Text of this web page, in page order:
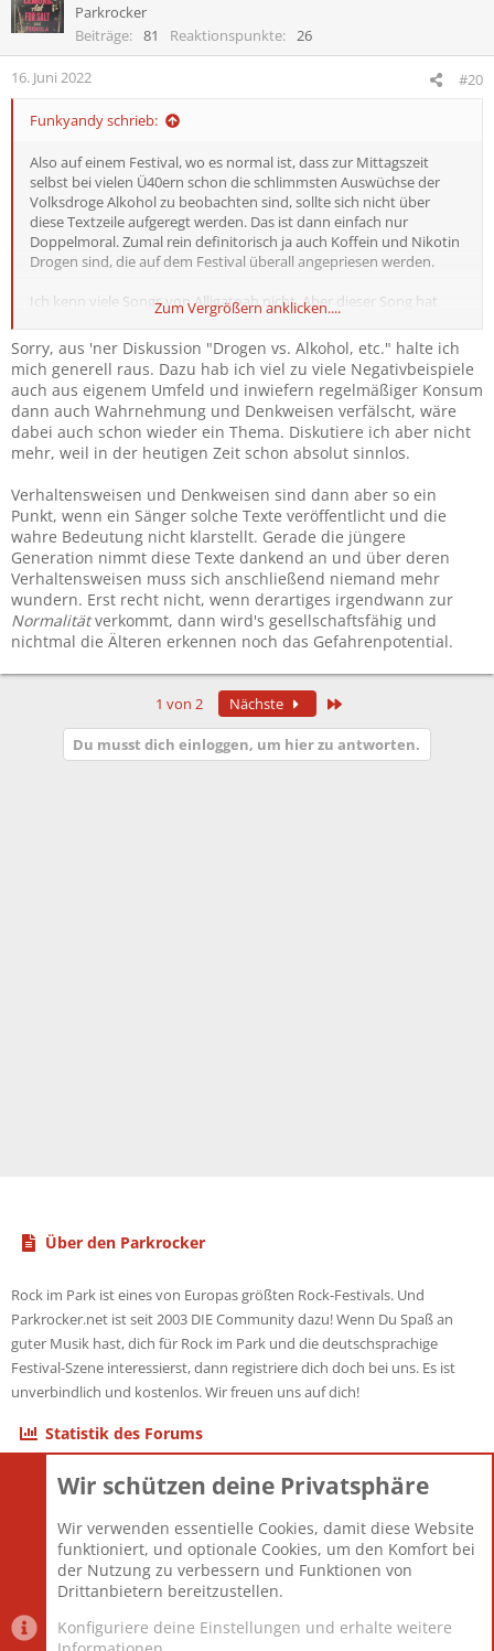
t
i
n
Parkrocker
Beiträge
81 Reaktionspunkte 26
16. Juni 2022 #20
Funkyandy schrieb:
Also auf einem Festival, wo es normal ist, dass zur Mittagszeit
selbst bei vielen Ü40ern schon die schlimmsten Auswüchse der
Volksdroge Alkohol zu beobachten sind, sollte sich nicht über
diese Textzeile aufgeregt werden. Das ist dann einfach nur
Doppelmoral. Zumal rein definitorisch ja auch Koffein und Nikotin
Drogen sind, die auf dem Festival überall angepriesen werden.
Ich kenn viele Songs von Alligatoah nicht. Aber dieser Song hat
nun wirklich nichts mit irgendwelchen Rappern zu tun, die den
Konsum von Tilidin, Codein und Co. verharmlosen bzw. sogar
verherrlichen. Fände für die Diskussion daher echt interessant, um
welche anderen Texte es geht, die sauer aufstoßen.
Zum Vergrößern anklicken....
Sorry, aus 'ner Diskussion "Drogen vs. Alkohol, etc." halte ich
mich generell raus. Dazu hab ich viel zu viele Negativbeispiele
auch aus eigenem Umfeld und inwiefern regelmäßiger Konsum
dann auch Wahrnehmung und Denkweisen verfälscht, wäre
dabei auch schon wieder ein Thema. Diskutiere ich aber nicht
mehr, weil in der heutigen Zeit schon absolut sinnlos.
Verhaltensweisen und Denkweisen sind dann aber so ein
Punkt, wenn ein Sänger solche Texte veröffentlicht und die
wahre Bedeutung nicht klarstellt. Gerade die jüngere
Generation nimmt diese Texte dankend an und über deren
Verhaltensweisen muss sich anschließend niemand mehr
wundern. Erst recht nicht, wenn derartiges irgendwann zur
Normalitätverkommt, dann wird's gesellschaftsfähig und
nichtmal die Älteren erkennen noch das Gefahrenpotential.
1 von 2 Nächste
Du musst dich einloggen, um hier zu antworten.
Über den Parkrocker
Rock im Park ist eines von Europas größten Rock-Festivals. Und
Parkrocker.net ist seit 2003 DIE Community dazu! Wenn Du Spaß an
guter Musik hast, dich für Rock im Park und die deutschsprachige
Festival-Szene interessierst, dann registriere dich doch bei uns. Es ist
unverbindlich und kostenlos. Wir freuen uns auf dich!
Statistik des Forums
Themen
Mitglieder
12.425
Neuestes Mitglied
Toddster85
Wir schützen deine Privatsphäre
Wir verwenden essentielle Cookies, damit diese Website
funktioniert, und optionale Cookies, um den Komfort bei
der Nutzung zu verbessern und Funktionen von
Drittanbietern bereitzustellen.
Konfiguriere deine Einstellungen und erhalte weitere